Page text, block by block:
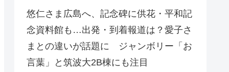
悠仁さま広島へ、記念碑に供花・平和記
念資料館も…出発・到着報道は？愛子さ
まとの違いが話題に ジャンボリー「お
言葉」と筑波大2B棟にも注目